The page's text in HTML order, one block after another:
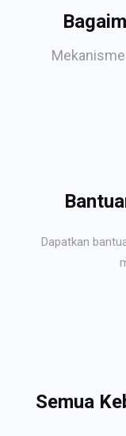
Dapatkan
Semua